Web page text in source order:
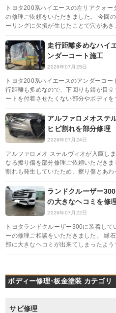
トヨタ200系ハイエースの左リアクォ
の修理ご依頼をいただきました。 今回
ーリングに欠損が生じたことで穴があ
走行距離多めなハイ
ンダーコート施工
2026年07月25日
トヨタ200系ハイエースのアンダーコ
行距離も多めなので、下回りも錆が目
ートを付着させたくない部分やボディを
アルファロメオステ
ヒビ割れを部分修理
2026年07月24日
アルファロメオ ステルヴィオが入庫し
なる擦り傷を部分修理ご依頼いただき
割れも発生していたため、擦り傷とあわ
ランドクルーザー
の大きなヘコミを修
2026年07月22日
トヨタランドクルーザー300に装着し
ーの修理ご相談をいただきました。 縁
部に大きなヘコミが出来てしまったよう
ボディー修理･板金塗装 カテゴリ
サビ修理